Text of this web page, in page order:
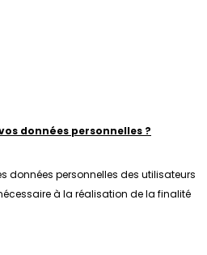
données personnelles ?
données personnelles des utilisateurs
à la réalisation de la finalité